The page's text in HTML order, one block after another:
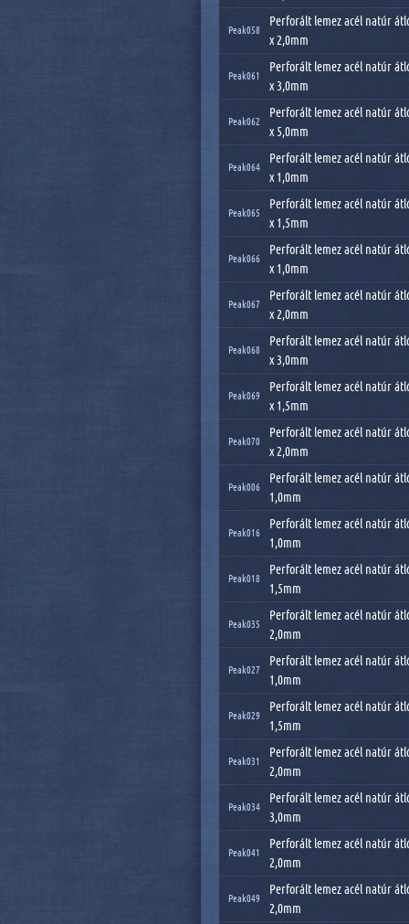
Peak058
Perforált lemez acél natúr
x 2,0mm
Peak061
Perforált lemez acél natúr
x 3,0mm
Peak062
Perforált lemez acél natúr
x 5,0mm
Peak064
Perforált lemez acél natúr
x 1,0mm
Peak065
Perforált lemez acél natúr
x 1,5mm
Peak066
Perforált lemez acél natúr
x 1,0mm
Peak067
Perforált lemez acél natúr
x 2,0mm
Peak068
Perforált lemez acél natúr
x 3,0mm
Peak069
Perforált lemez acél natúr
x 1,5mm
Peak070
Perforált lemez acél natúr
x 2,0mm
Peak006
Perforált lemez acél natúr
1,0mm
Peak016
Perforált lemez acél natúr
1,0mm
Peak018
Perforált lemez acél natúr
1,5mm
Peak035
Perforált lemez acél natúr
2,0mm
Peak027
Perforált lemez acél natúr
1,0mm
Peak029
Perforált lemez acél natúr
1,5mm
Peak031
Perforált lemez acél natúr
2,0mm
Peak034
Perforált lemez acél natúr
3,0mm
Peak041
Perforált lemez acél natúr
2,0mm
Peak049
Perforált lemez acél natúr
2,0mm